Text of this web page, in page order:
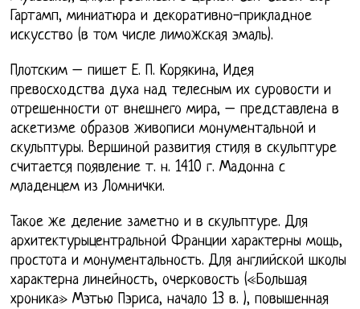
Гартамп, миниатюра и декоративно-прикладное
искусство (в том числе лиможская эмаль).
Плотским – пишет Е. П. Корякина, Идея
превосходства духа над телесным их суровости и
отрешенности от внешнего мира, – представлена в
аскетизме образов живописи монументальной и
скульптуры. Вершиной развития стиля в скульптуре
считается появление т. н. 1410 г. Мадонна с
младенцем из Ломнички.
Такое же деление заметно и в скульптуре. Для
архитектурыцентральной Франции характерны мощь,
простота и монументальность. Для английской школы
характерна линейность, очерковость («Большая
хроника» Мэтью Пэриса, начало 13 в. ), повышенная